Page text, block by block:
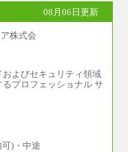
力を考慮の上、当社規
合格後に採用内定通知
08月06日更新
よびセキュリティ領域
プロフェッショナル サ
)・中途